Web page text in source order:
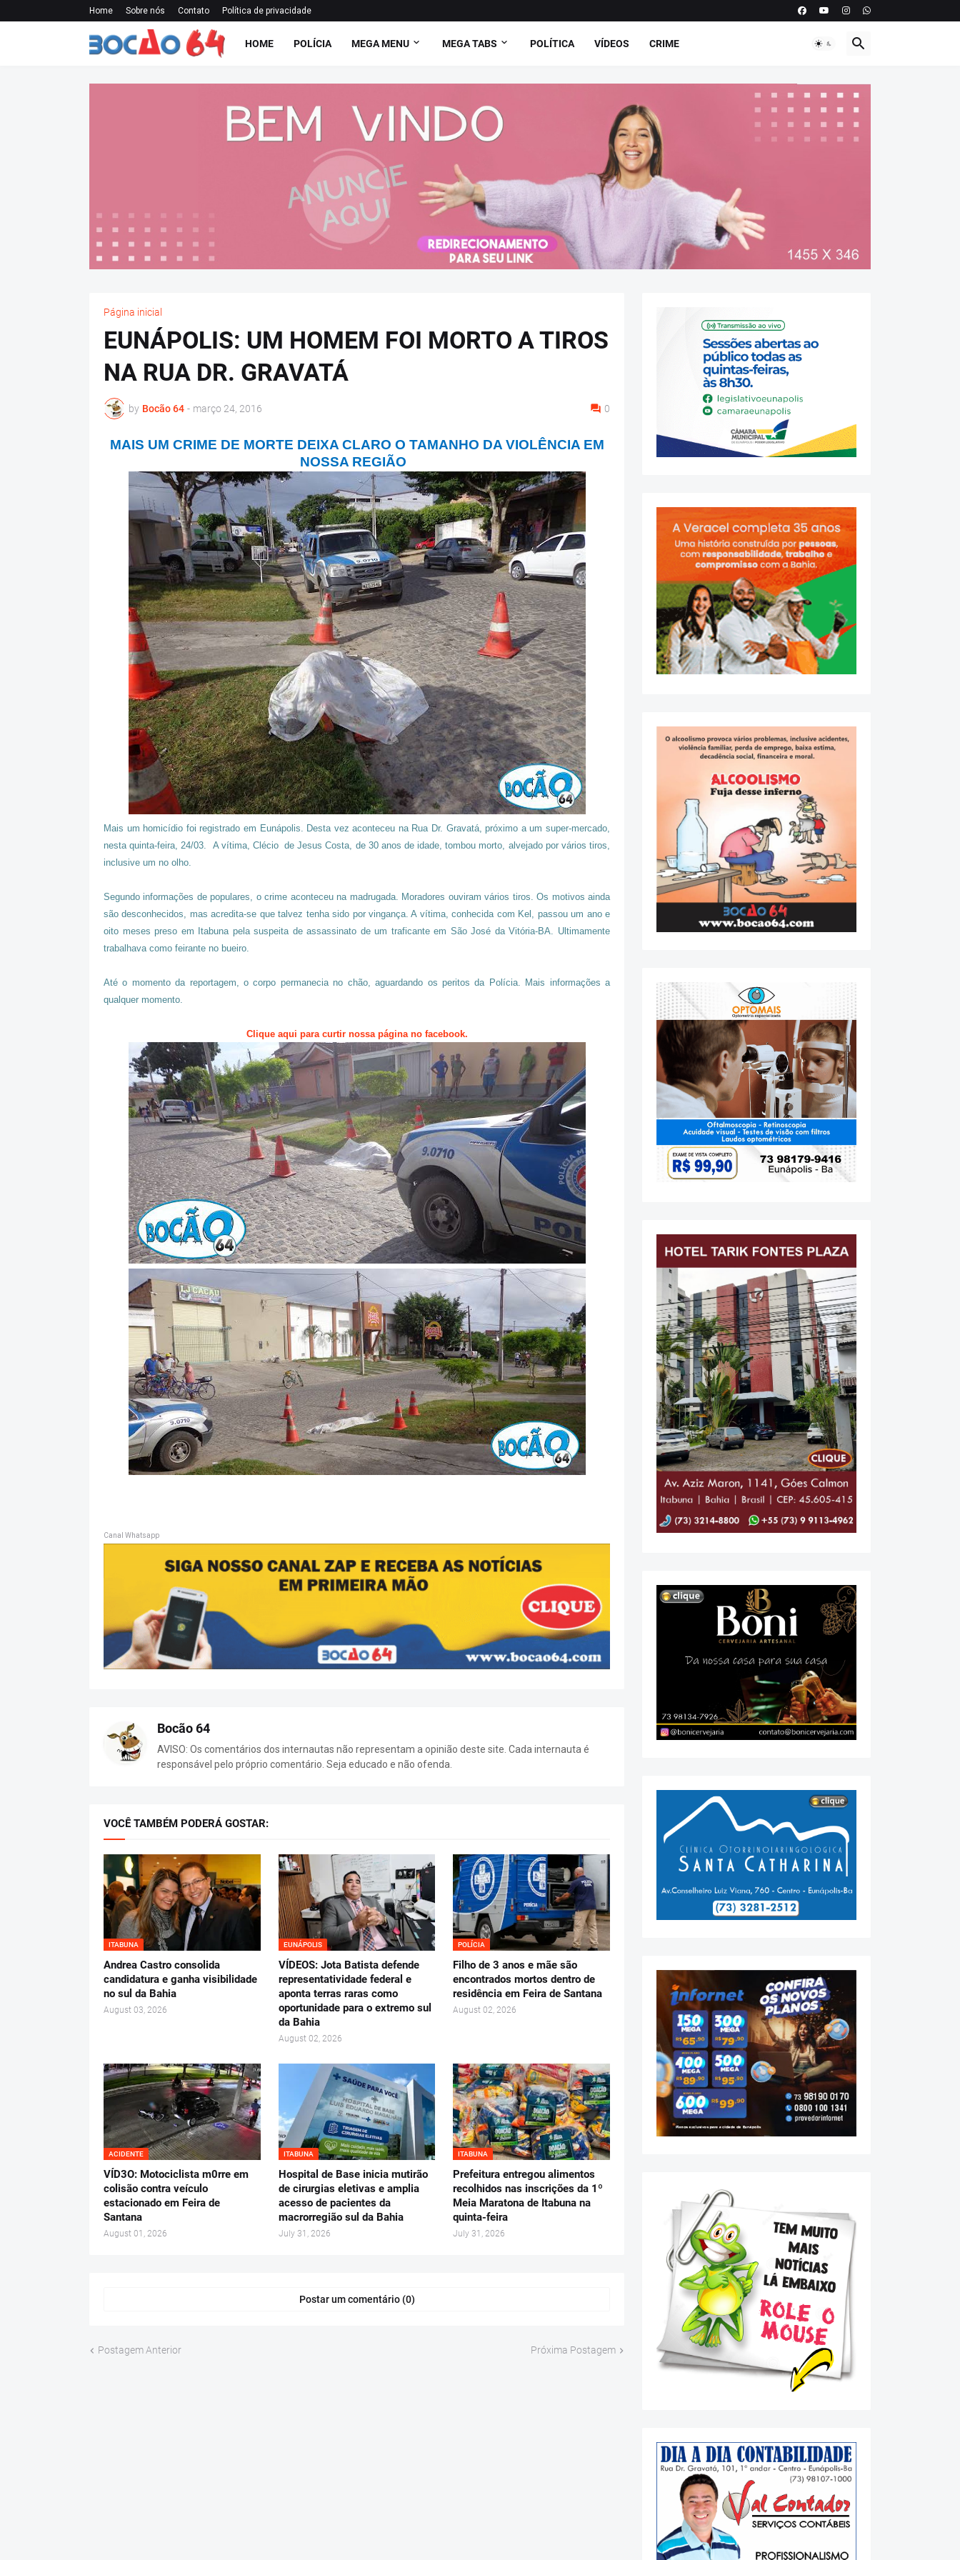
Home Sobre nós Contato Política de privacidade
HOME POLÍCIA MEGA MENU MEGA TABS POLÍTICA VÍDEOS CRIME
Página inicial
EUNÁPOLIS: UM HOMEM FOI MORTO A TIROS
NA RUA DR. GRAVATÁ
by Bocão 64 - março 24, 2016 0
MAIS UM CRIME DE MORTE DEIXA CLARO O TAMANHO DA VIOLÊNCIA EM
NOSSA REGIÃO
Mais um homicídio foi registrado em Eunápolis. Desta vez aconteceu na Rua Dr. Gravatá, próximo a um super-mercado,
nesta quinta-feira, 24/03. A vítima, Clécio de Jesus Costa, de 30 anos de idade, tombou morto, alvejado por vários tiros,
inclusive um no olho.
Segundo informações de populares, o crime aconteceu na madrugada. Moradores ouviram vários tiros. Os motivos ainda
são desconhecidos, mas acredita-se que talvez tenha sido por vingança. A vítima, conhecida com Kel, passou um ano e
oito meses preso em Itabuna pela suspeita de assassinato de um traficante em São José da Vitória-BA. Ultimamente
trabalhava como feirante no bueiro.
Até o momento da reportagem, o corpo permanecia no chão, aguardando os peritos da Polícia. Mais informações a
qualquer momento.
Clique aqui para curtir nossa página no facebook.
Canal Whatsapp
Bocão 64
AVISO: Os comentários dos internautas não representam a opinião deste site. Cada internauta é
responsável pelo próprio comentário. Seja educado e não ofenda.
VOCÊ TAMBÉM PODERÁ GOSTAR:
ITABUNA
Andrea Castro consolida
candidatura e ganha visibilidade
no sul da Bahia
August 03, 2026
EUNÁPOLIS
VÍDEOS: Jota Batista defende
representatividade federal e
aponta terras raras como
oportunidade para o extremo sul
da Bahia
August 02, 2026
POLÍCIA
Filho de 3 anos e mãe são
encontrados mortos dentro de
residência em Feira de Santana
August 02, 2026
ACIDENTE
VÍD3O: Motociclista m0rre em
colisão contra veículo
estacionado em Feira de
Santana
August 01, 2026
ITABUNA
Hospital de Base inicia mutirão
de cirurgias eletivas e amplia
acesso de pacientes da
macrorregião sul da Bahia
July 31, 2026
ITABUNA
Prefeitura entregou alimentos
recolhidos nas inscrições da 1º
Meia Maratona de Itabuna na
quinta-feira
July 31, 2026
Postar um comentário (0)
Postagem Anterior Próxima Postagem